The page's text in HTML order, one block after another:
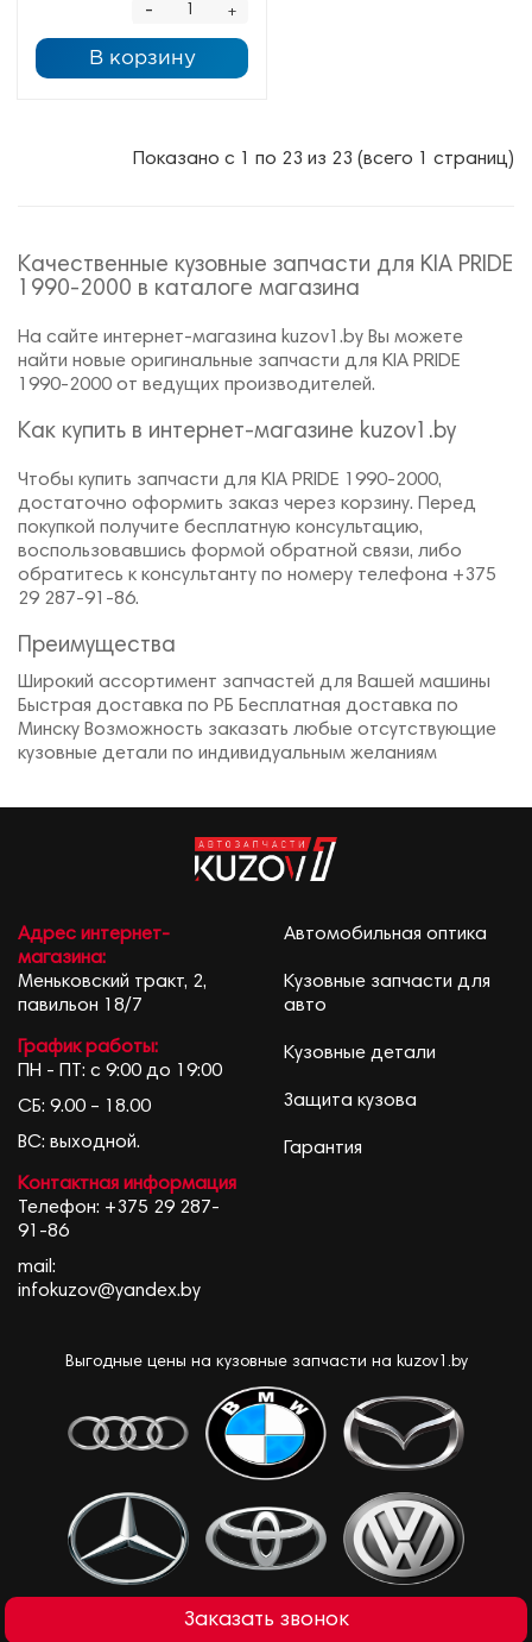
+
-
В корзину
Показано с 1 по 23 из 23 (всего 1 страниц)
Качественные кузовные запчасти для KIA PRIDE
1990-2000 в каталоге магазина
На сайте интернет-магазина kuzov1.by Вы можете
найти новые оригинальные запчасти для KIA PRIDE
1990-2000 от ведущих производителей.
Как купить в интернет-магазине kuzov1.by
Чтобы купить запчасти для KIA PRIDE 1990-2000,
достаточно оформить заказ через корзину. Перед
покупкой получите бесплатную консультацию,
воспользовавшись формой обратной связи, либо
обратитесь к консультанту по номеру телефона +375
29 287-91-86.
Преимущества
Широкий ассортимент запчастей для Вашей машины
Быстрая доставка по РБ Бесплатная доставка по
Минску Возможность заказать любые отсутствующие
кузовные детали по индивидуальным желаниям
Адрес интернет-
магазина:
Меньковский тракт, 2,
павильон 18/7
График работы:
ПН - ПТ: с 9:00 до 19:00
СБ: 9.00 – 18.00
ВС: выходной.
Контактная информация
Телефон: +375 29 287-
91-86
mail:
infokuzov@yandex.by
Автомобильная оптика
Кузовные запчасти для
авто
Кузовные детали
Защита кузова
Гарантия
Выгодные цены на кузовные запчасти на kuzov1.by
Заказать звонок